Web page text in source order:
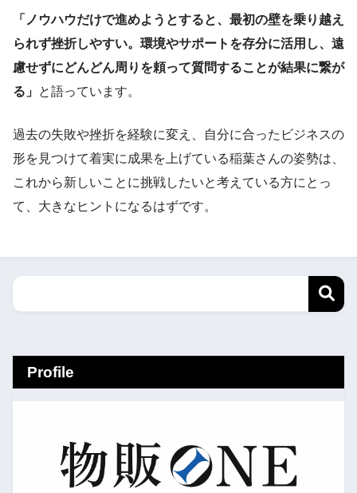
「ノウハウだけで進めようとすると、最初の壁を乗り越え
られず挫折しやすい。環境やサポートを存分に活用し、遠
慮せずにどんどん周りを頼って質問することが結果に繋が
る」 と語っています。
過去の失敗や挫折を経験に変え、自分に合ったビジネスの
形を見つけて着実に成果を上げている稲葉さんの姿勢は、
これから新しいことに挑戦したいと考えている方にとっ
て、大きなヒントになるはずです。
Profile